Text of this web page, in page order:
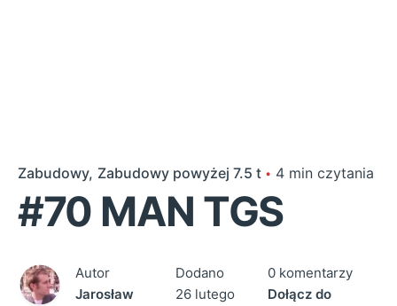
Zabudowy Zabudowy powyżej 7.5 t 4 min czytania
#70 MAN TGS
Autor
Jarosław
Dodano
26 lutego
0 komentarzy
Dołącz do